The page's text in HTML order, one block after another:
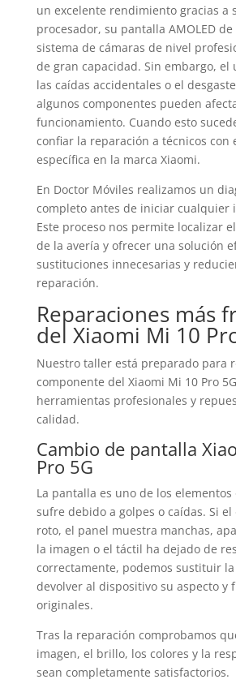
un excelente rendimiento gracias a
procesador, su pantalla AMOLED
sistema de cámaras de nivel
de gran capacidad. Sin embargo, el
las caídas accidentales o el
algunos componentes pueden
funcionamiento. Cuando esto
confiar la reparación a técnicos con
específica en la marca Xiaomi.
En Doctor Móviles realizamos un
completo antes de iniciar cualquier
Este proceso nos permite localizar
de la avería y ofrecer una solución
sustituciones innecesarias y
reparación.
Reparaciones más
del Xiaomi Mi 10
Nuestro taller está preparado para
componente del Xiaomi Mi 10 Pro
herramientas profesionales y
calidad.
Cambio de pantalla
Pro 5G
La pantalla es uno de los
sufre debido a golpes o caídas. Si el
roto, el panel muestra manchas,
la imagen o el táctil ha dejado de
correctamente, podemos sustituir
devolver al dispositivo su aspecto y
originales.
Tras la reparación comprobamos
imagen, el brillo, los colores y la
sean completamente satisfactorios.